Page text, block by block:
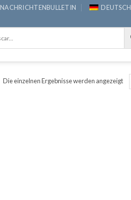
NACHRICHTENBULLETIN DEUTSCH
Die einzelnen Ergebnisse werden angezeigt